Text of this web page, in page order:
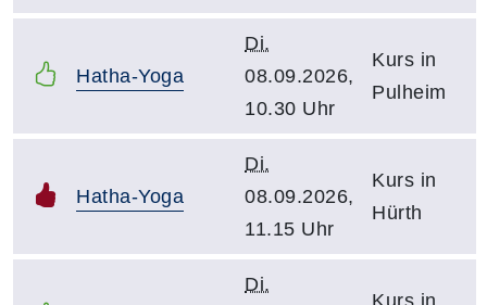
Hatha-Yoga
Di.
08.09.2026,
10.30 Uhr
Kurs in
Pulheim
Hatha-Yoga
Di.
08.09.2026,
11.15 Uhr
Kurs in
Hürth
Di.
Kurs in